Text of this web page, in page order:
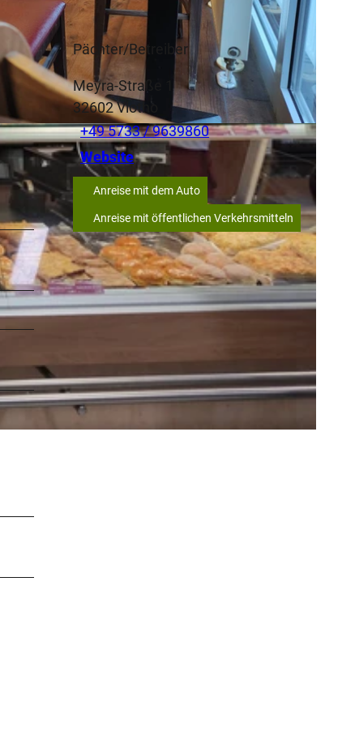
Pächter/Betreiber
Meyra-Straße 1
32602Vlotho
+49 5733 / 9639860
Website
Anreise mit dem Auto
Anreise mit öffentlichen Verkehrsmitteln